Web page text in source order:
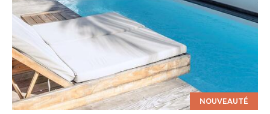
NOUVEAUTÉ